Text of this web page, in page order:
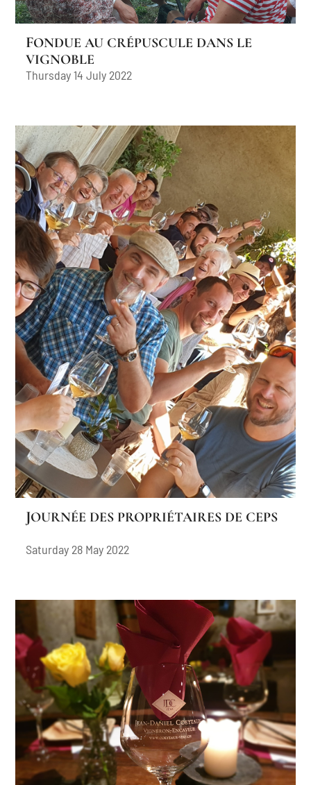
FONDUE AU CRÉPUSCULE DANS LE
VIGNOBLE
Thursday 14 July 2022
JOURNÉE DES PROPRIÉTAIRES DE CEPS
Saturday 28 May 2022